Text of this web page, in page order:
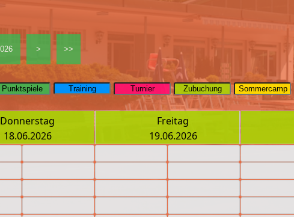
Donnerstag
18.06.2026
Freitag
19.06.2026